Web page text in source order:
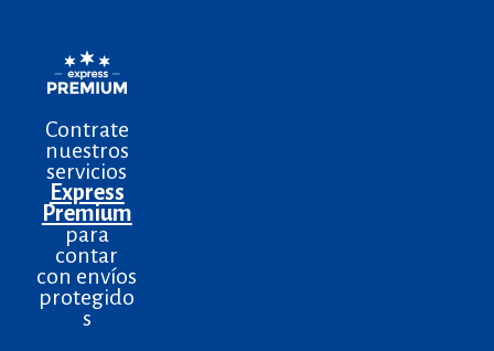
Contrate
nuestros
servicios
Express
Premium
para
contar
con envíos
protegido
s